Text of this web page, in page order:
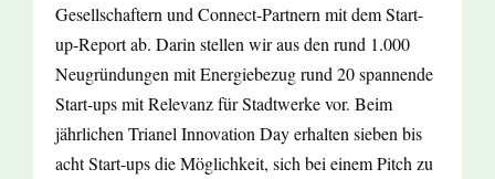
Gesellschaftern und Connect-Partnern mit dem Start-
up-Report ab. Darin stellen wir aus den rund 1.000
Neugründungen mit Energiebezug rund 20 spannende
Start-ups mit Relevanz für Stadtwerke vor. Beim
jährlichen Trianel Innovation Day erhalten sieben bis
acht Start-ups die Möglichkeit, sich bei einem Pitch zu